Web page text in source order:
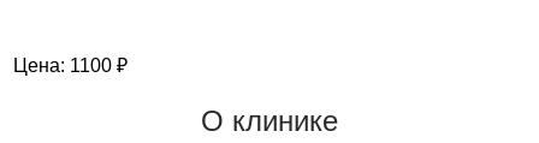
Цена: 1100 ₽
О клинике